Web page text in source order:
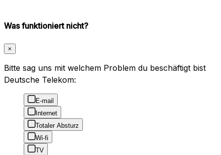
Was funktioniert nicht?
×
Bitte sag uns mit welchem Problem du beschäftigt bist
Deutsche Telekom:
E-mail
Internet
Totaler Absturz
Wi-fi
TV